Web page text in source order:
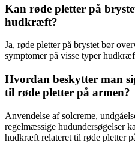
Kan røde pletter på
hudkræft?
Ja, røde pletter på brystet bør
symptomer på visse typer
Hvordan beskytter man
til røde pletter på armen?
Anvendelse af solcreme,
regelmæssige hudundersøgelser
hudkræft relateret til røde pletter